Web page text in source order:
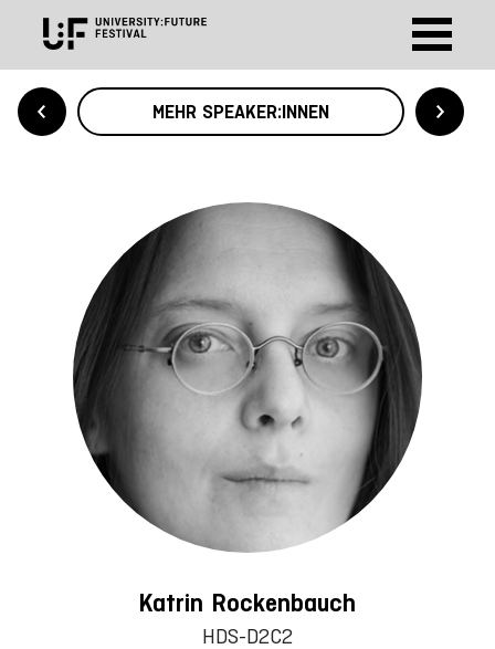
MEHR SPEAKER:INNEN
Katrin Rockenbauch
HDS-D2C2